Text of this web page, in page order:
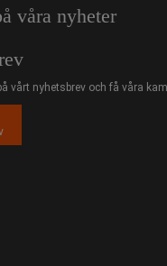
våra nyheter
vårt nyhetsbrev och få våra